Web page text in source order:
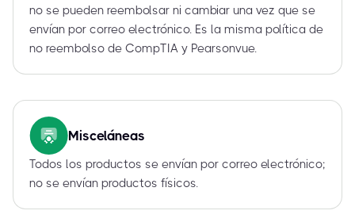
no se pueden reembolsar ni cambiar una vez que se
envían por correo electrónico. Es la misma política de
no reembolso de CompTIA y Pearsonvue.
Misceláneas
Todos los productos se envían por correo electrónico;
no se envían productos físicos.